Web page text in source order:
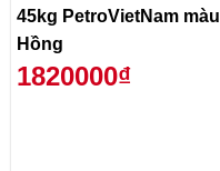
45kg PetroVietNam màu
Hồng
1820000₫